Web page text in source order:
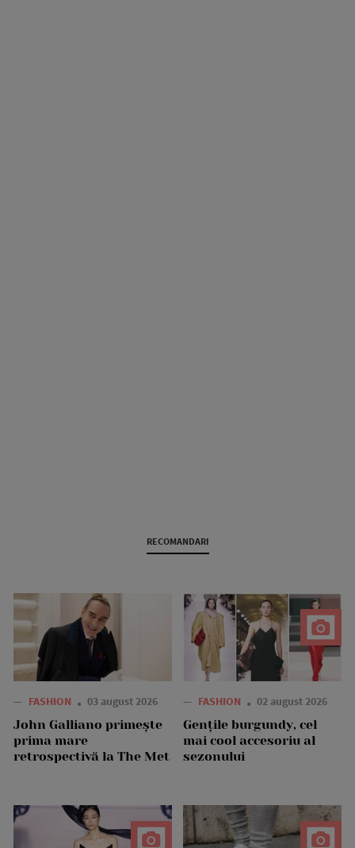
RECOMANDARI
— FASHION 03 august 2026
John Galliano primește
prima mare
retrospectivă la The Met
— FASHION 02 august 2026
Gențile burgundy, cel
mai cool accesoriu al
sezonului